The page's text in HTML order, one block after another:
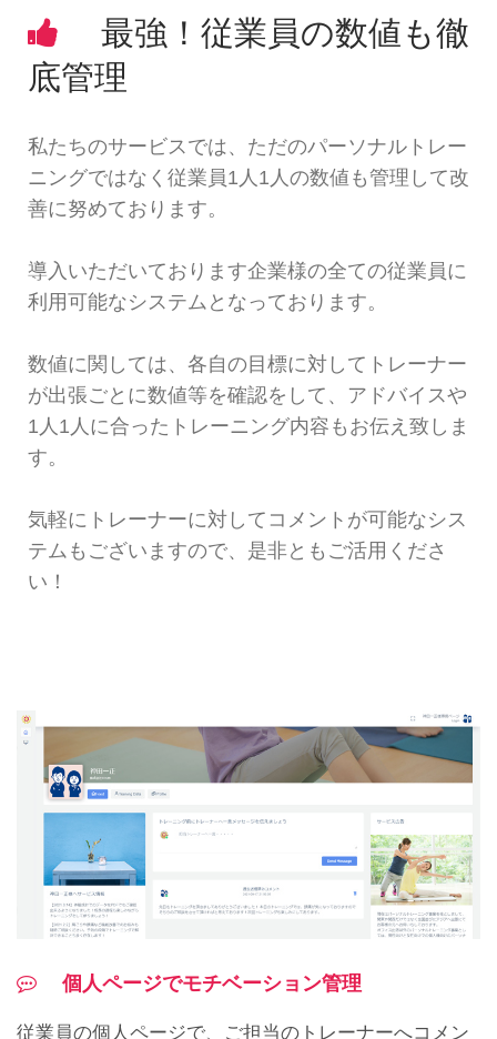
最強！従業員の数値も徹
底管理
私たちのサービスでは、ただのパーソナルトレー
ニングではなく従業員1人1人の数値も管理して改
善に努めております。
導入いただいております企業様の全ての従業員に
利用可能なシステムとなっております。
数値に関しては、各自の目標に対してトレーナー
が出張ごとに数値等を確認をして、アドバイスや
1人1人に合ったトレーニング内容もお伝え致しま
す。
気軽にトレーナーに対してコメントが可能なシス
テムもございますので、是非ともご活用くださ
い！
個人ページでモチベーション管理
従業員の個人ページで、ご担当のトレーナーへコメン